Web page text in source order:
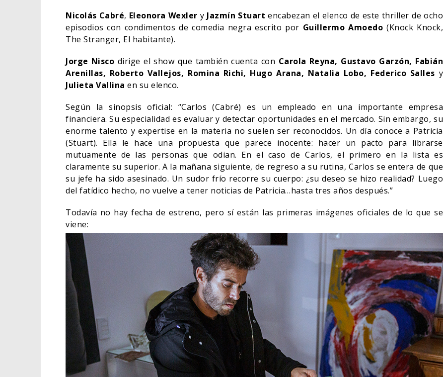
Nicolás Cabré, Eleonora Wexler y Jazmín Stuart encabezan el elenco de este thriller de ocho
episodios con condimentos de comedia negra escrito por Guillermo Amoedo (Knock Knock,
The Stranger, El habitante).
Jorge Nisco dirige el show que también cuenta con Carola Reyna, Gustavo Garzón, Fabián
Arenillas, Roberto Vallejos, Romina Richi, Hugo Arana, Natalia Lobo, Federico Salles y
Julieta Vallina en su elenco.
Según la sinopsis oficial: “Carlos (Cabré) es un empleado en una importante empresa
financiera. Su especialidad es evaluar y detectar oportunidades en el mercado. Sin embargo, su
enorme talento y expertise en la materia no suelen ser reconocidos. Un día conoce a Patricia
(Stuart). Ella le hace una propuesta que parece inocente: hacer un pacto para librarse
mutuamente de las personas que odian. En el caso de Carlos, el primero en la lista es
claramente su superior. A la mañana siguiente, de regreso a su rutina, Carlos se entera de que
su jefe ha sido asesinado. Un sudor frío recorre su cuerpo: ¿su deseo se hizo realidad? Luego
del fatídico hecho, no vuelve a tener noticias de Patricia…hasta tres años después.”
Todavía no hay fecha de estreno, pero sí están las primeras imágenes oficiales de lo que se
viene:
EL LIVE-ACTION DE ZELDA
ELIGE A SU VILLANO
CINE 06/08/2026
LA NOCHE DEL DEMONIO:
ESTÁN ENTRE NOSOTROS –
TRAILER FINAL
CINE 06/08/2026
¿POR QUÉ FREE GUY 2
SIGUE EN EL LIMBO?
CINE 07/08/2026